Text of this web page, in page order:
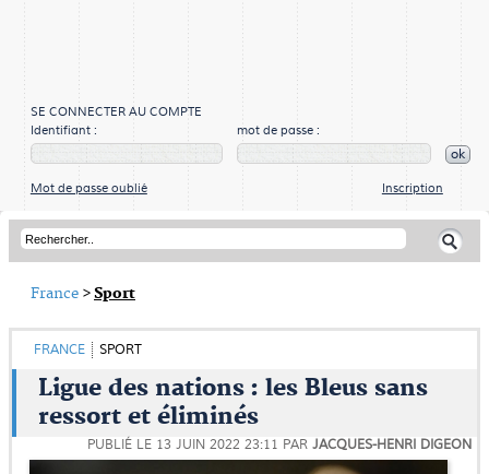
SE CONNECTER AU COMPTE
Identifiant :
mot de passe :
ok
Mot de passe oublié Inscription
France >Sport
FRANCE SPORT
Ligue des nations : les Bleus sans
ressort et éliminés
PUBLIÉ LE 13 JUIN 2022 23:11 PAR JACQUES-HENRI DIGEON